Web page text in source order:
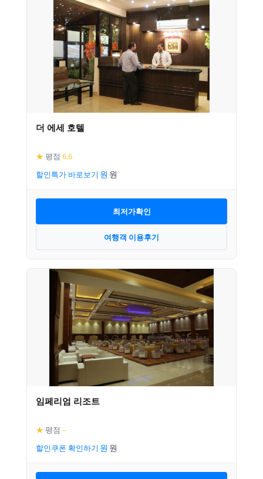
더 에세 호텔
★ 평점 6.6
할인특가 바로보기
최저가확인
여행객 이용후기
임페리엄 리조트
★ 평점 –
할인쿠폰 확인하기